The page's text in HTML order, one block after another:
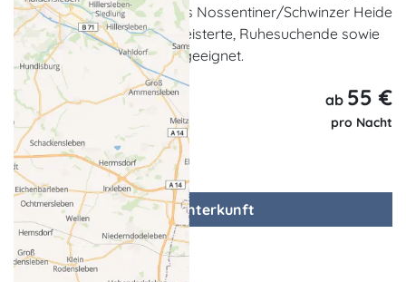
am Rande des Naturparks Nossentiner/Schwinzer Heide
und ist ideal für Naturbegeisterte, Ruhesuchende sowie
Gäste mit eigenem Pferd geeignet.
ab 55 €
pro Nacht
zur Unterkunft